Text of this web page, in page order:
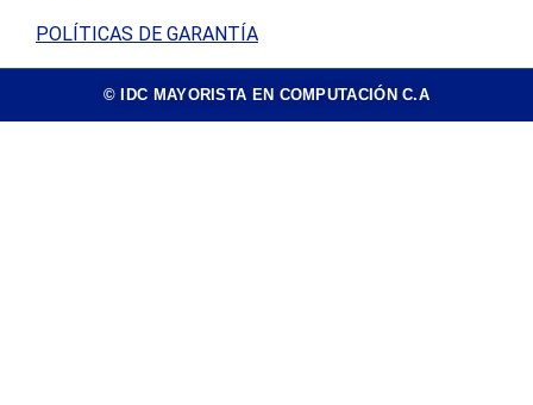
POLÍTICAS DE GARANTÍA
© IDC MAYORISTA EN COMPUTACIÓN C.A